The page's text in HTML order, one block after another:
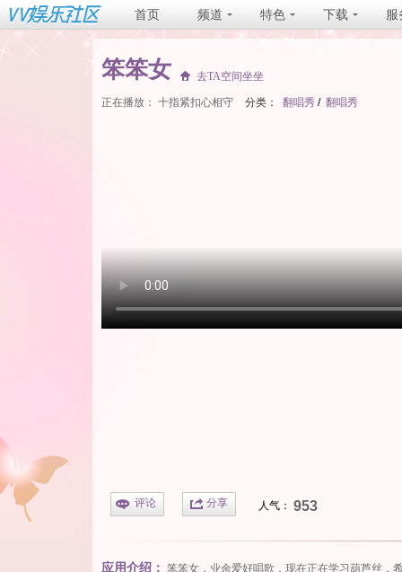
首页 频道 特色 下载 服
笨笨女 去TA空间坐坐
正在播放： 十指紧扣心相守 分类： 翻唱秀 / 翻唱秀
评论 分享 人气： 953
应用介绍： 笨笨女，业余爱好唱歌，现在正在学习葫芦丝，